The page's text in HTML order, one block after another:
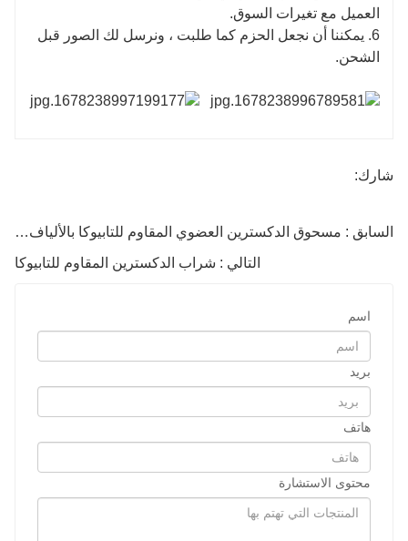
العميل مع تغيرات السوق.
6. يمكننا أن نجعل الحزم كما طلبت ، ونرسل لك الصور قبل
الشحن.
شارك:
السابق : مسحوق الدكسترين العضوي المقاوم للتابيوكا بالألياف الغذائية الصحية
التالي : شراب الدكسترين المقاوم للتابيوكا
اسم
بريد
هاتف
محتوى الاستشارة